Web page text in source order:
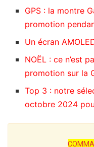
GPS : la montre
promotion
Un écran
NOËL : ce n’est
promotion sur la
Top 3 : notre
octobre 2024